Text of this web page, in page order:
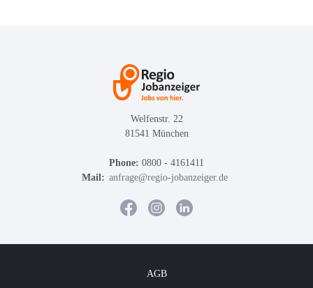
Welfenstr. 22
81541 München
Phone: 0800 - 4161411
Mail: anfrage@regio-jobanzeiger.de
AGB